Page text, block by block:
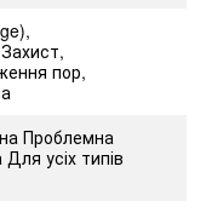
,
Захист,
пор,
Проблемна
усіх типів